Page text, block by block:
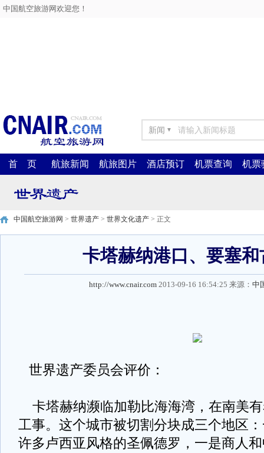
中国航空旅游网欢迎您！
新闻 ▼
首 页 航旅新闻 航旅图片 酒店预订 机票查询 机票
中国航空旅游网 > 世界遗产 > 世界文化遗产 > 正文
卡塔赫纳港口、要塞和
http://www.cnair.com 2013-09-16 16:54:25 来源： 中
世界遗产委员会评价：
卡塔赫纳濒临加勒比海海湾，在南美
工事。这个城市被切割分块成三个地区
许多卢西亚风格的圣佩德罗，一是商人